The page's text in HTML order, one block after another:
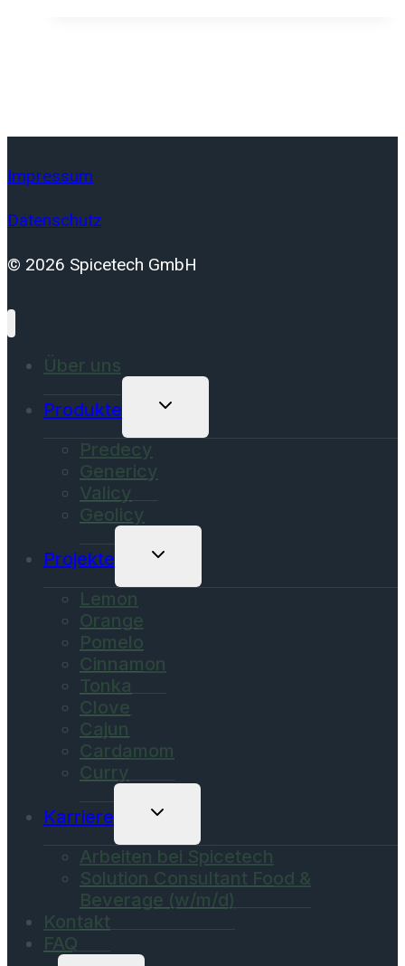
Impressum
Datenschutz
© 2026 Spicetech GmbH
Über uns
Produkte
Untermenü
Predecy
Genericy
Valicy
Geolicy
Projekte
Untermenü
Lemon
Orange
Pomelo
Cinnamon
Tonka
Clove
Cajun
Cardamom
Curry
Karriere
Untermenü
Arbeiten bei Spicetech
Solution Consultant Food &
Beverage (w/m/d)
Kontakt
FAQ